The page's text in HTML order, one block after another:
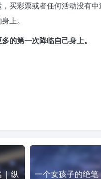
买彩票或者任何活动没有
上。
的第一次降临自己身上。
| 纵
一个女孩子的绝